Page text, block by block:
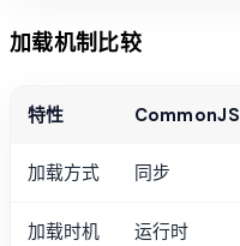
加载机制比较
特性 CommonJS
加载方式 同步
加载时机 运行时